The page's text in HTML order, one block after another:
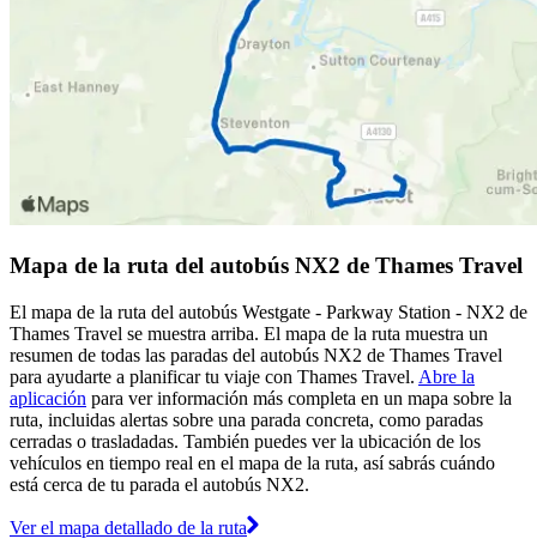
Mapa de la ruta del autobús NX2 de Thames Travel
El mapa de la ruta del autobús Westgate - Parkway Station - NX2 de
Thames Travel se muestra arriba. El mapa de la ruta muestra un
resumen de todas las paradas del autobús NX2 de Thames Travel
para ayudarte a planificar tu viaje con Thames Travel. Abre la
aplicación para ver información más completa en un mapa sobre la
ruta, incluidas alertas sobre una parada concreta, como paradas
cerradas o trasladadas. También puedes ver la ubicación de los
vehículos en tiempo real en el mapa de la ruta, así sabrás cuándo
está cerca de tu parada el autobús NX2.
Ver el mapa detallado de la ruta